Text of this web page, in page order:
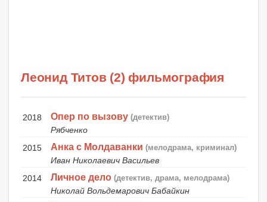
Леонид Титов (2) фильмография
2018 Опер по вызову (детектив)
Рябченко
2015
Анка с Молдаванки (мелодрама, криминал)
Иван Николаевич Васильев
2014
Личное дело (детектив, драма, мелодрама)
Николай Вольдемарович Бабайкин